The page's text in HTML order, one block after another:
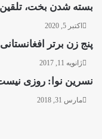
بسته شدن بخت،
اکتبر 5, 2020
پنج زن برتر
ژانویه 11, 2017
نسرین نوا: روزی
مارس 31, 2018